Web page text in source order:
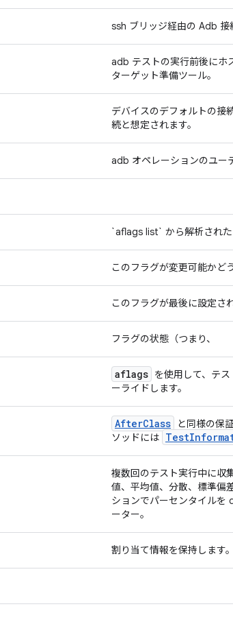
ssh ブリッジ経由の Adb
adb テストの実行前後にホ
ターゲット準備ツール。
デバイスのデフォルトの接
続と想定されます。
adb オペレーションのユー
`aflags list` から解析され
このフラグが変更可能かど
このフラグが最後に設定さ
フラグの状態（つまり、
aflags を使用して、テ
ーライドします。
AfterClass
と同様の保
ソッドには Test
複数回のテスト実行中に収
値、平均値、分散、標準偏
ションでパーセンタイルを
ーター。
割り当て情報を保持します